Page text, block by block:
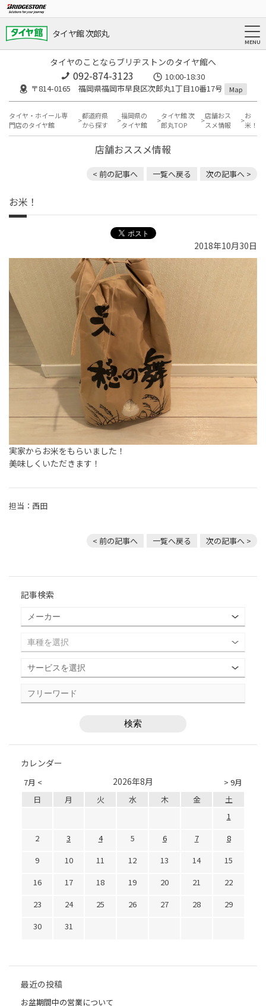
タイヤ館 次郎丸
タイヤのことならブリヂストンのタイヤ館へ
092-874-3123
10:00-18:30
〒814-0165 福岡県福岡市早良区次郎丸1丁目10番17号
Map
タイヤ・ホイール専
門店のタイヤ館
都道府県
から探す
福岡県の
タイヤ館
タイヤ館 次
郎丸TOP
店舗おス
スメ情報
お
米！
店舗おススメ情報
< 前の記事へ 一覧へ戻る 次の記事へ >
お米！
2018年10月30日
実家からお米をもらいました！
美味しくいただきます！
担当：西田
< 前の記事へ 一覧へ戻る 次の記事へ >
記事検索
カレンダー
7月 < > 9月
2026年8月
日 月 火 水 木 金
土
1
2
3 4 5 6 7
8
9
10 11 12 13 14
15
16
17 18 19 20 21
22
23
24 25 26 27 28
29
30
31
最近の投稿
お盆期間中の営業について